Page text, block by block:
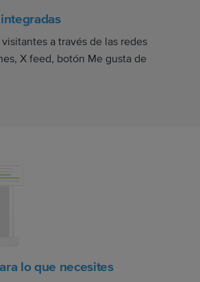
a través de las redes
X feed, botón Me gusta de
lo que necesites